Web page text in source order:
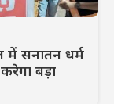
सनातन धर्म
बड़ा